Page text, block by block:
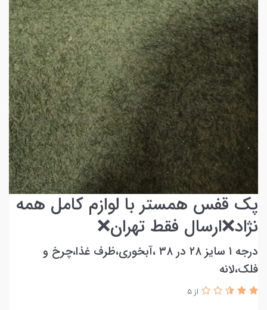
پک قفس همستر با لوازم کامل همه
نژاد❌ارسال فقط تهران❌
درجه ۱ سایز ۲۸ در ۳۸ ،آبخوری،ظرف غذا،چرخ و
فلک،لانه
از 5